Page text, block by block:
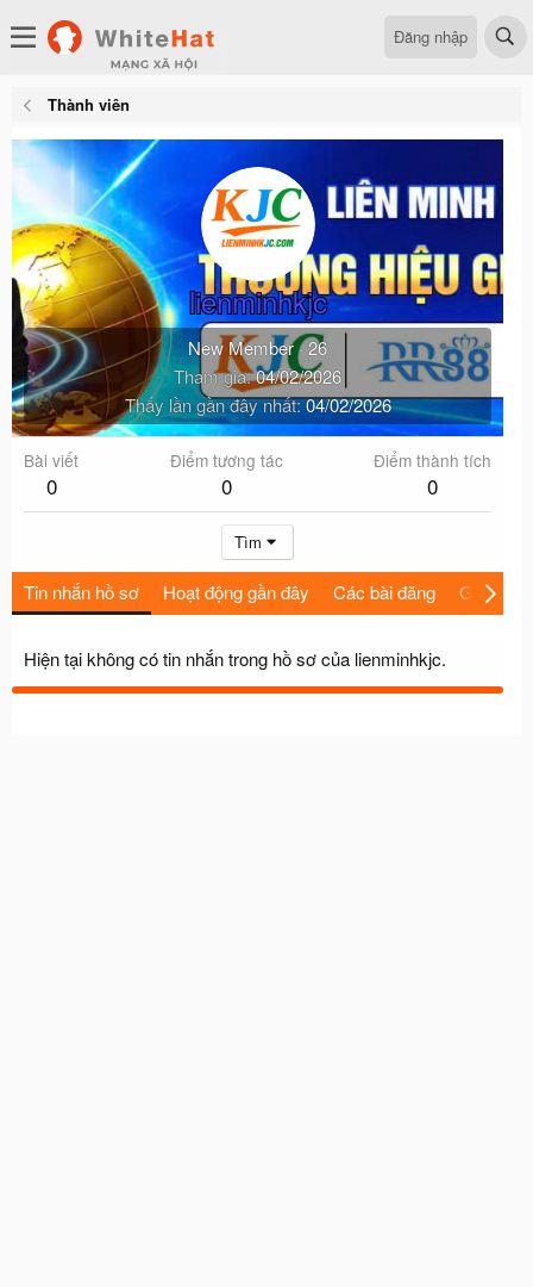
Đăng nhập
Thành viên
lienminhkjc
New Member·26
Tham gia 04/02/2026
Thấy lần gần đây nhất 04/02/2026
Bài viết
0
Điểm tương tác
0
Điểm thành tích
0
Tìm
Tin nhắn hồ sơ Hoạt động gần đây Các bài đăng Giới thiệu
Hiện tại không có tin nhắn trong hồ sơ của lienminhkjc.